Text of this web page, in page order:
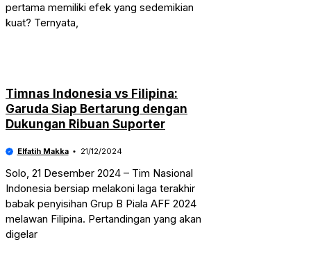
pertama memiliki efek yang sedemikian
kuat? Ternyata,
Timnas Indonesia vs Filipina:
Garuda Siap Bertarung dengan
Dukungan Ribuan Suporter
Elfatih Makka 21/12/2024
Solo, 21 Desember 2024 – Tim Nasional
Indonesia bersiap melakoni laga terakhir
babak penyisihan Grup B Piala AFF 2024
melawan Filipina. Pertandingan yang akan
digelar